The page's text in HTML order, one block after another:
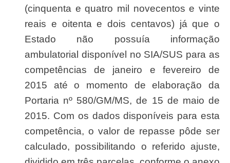
(cinquenta e quatro mil novecentos e vinte
reais e oitenta e dois centavos) já que o
Estado não possuía informação
ambulatorial disponível no SIA/SUS para as
competências de janeiro e fevereiro de
2015 até o momento de elaboração da
Portaria nº 580/GM/MS, de 15 de maio de
2015. Com os dados disponíveis para esta
competência, o valor de repasse pôde ser
calculado, possibilitando o referido ajuste,